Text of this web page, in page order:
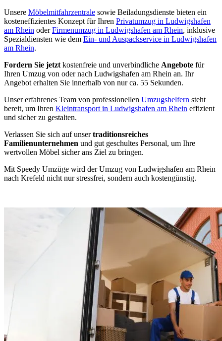
Unsere Möbelmitfahrzentrale sowie Beiladungsdienste bieten ein
kosteneffizientes Konzept für Ihren Privatumzug in Ludwigshafen
am Rhein oderFirmenumzug in Ludwigshafen am Rhein, inklusive
Spezialdiensten wie dem Ein- und Auspackservice in Ludwigshafen
am Rhein.
Fordern Sie jetzt kostenfreie und unverbindliche Angebote für
Ihren Umzug von oder nach Ludwigshafen am Rhein an. Ihr
Angebot erhalten Sie innerhalb von nur ca. 55 Sekunden.
Unser erfahrenes Team von professionellen Umzugshelfern steht
bereit, um Ihren Kleintransport in Ludwigshafen am Rhein effizient
und sicher zu gestalten.
Verlassen Sie sich auf unsertraditionsreiches
Familienunternehmen und gut geschultes Personal, um Ihre
wertvollen Möbel sicher ans Ziel zu bringen.
Mit Speedy Umzüge wird der Umzug von Ludwigshafen am Rhein
nach Krefeld nicht nur stressfrei, sondern auch kostengünstig.